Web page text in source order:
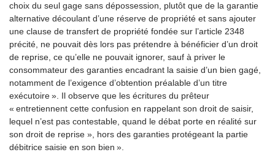
choix du seul gage sans dépossession, plutôt que de la garantie
alternative découlant d’une réserve de propriété et sans ajouter
une clause de transfert de propriété fondée sur l’article 2348
précité, ne pouvait dès lors pas prétendre à bénéficier d’un droit
de reprise, ce qu’elle ne pouvait ignorer, sauf à priver le
consommateur des garanties encadrant la saisie d’un bien gagé,
notamment de l’exigence d’obtention préalable d’un titre
exécutoire ». Il observe que les écritures du prêteur
« entretiennent cette confusion en rappelant son droit de saisir,
lequel n’est pas contestable, quand le débat porte en réalité sur
son droit de reprise », hors des garanties protégeant la partie
débitrice saisie en son bien ».